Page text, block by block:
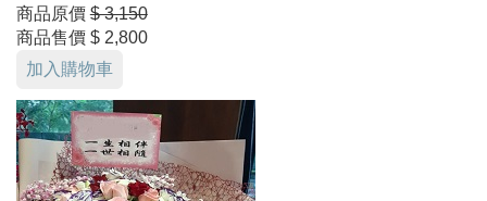
商品原價 $ 3,150
商品售價 $ 2,800
加入購物車